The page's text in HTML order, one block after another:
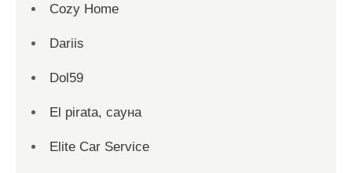
Cozy Home
Dariis
Dol59
El pirata, сауна
Elite Car Service